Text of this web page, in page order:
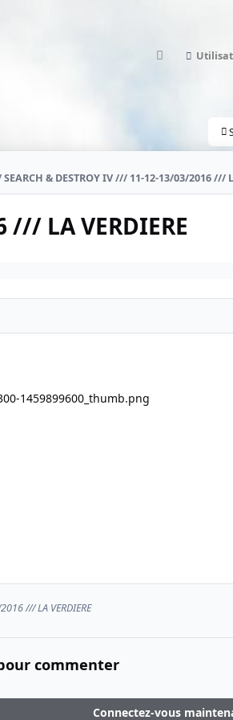
Customizer
SEARCH & DESTROY IV /// 11-12-13/03/2016 ///
/// LA VERDIERE
/// LA VERDIERE
commenter
Connectez-vous